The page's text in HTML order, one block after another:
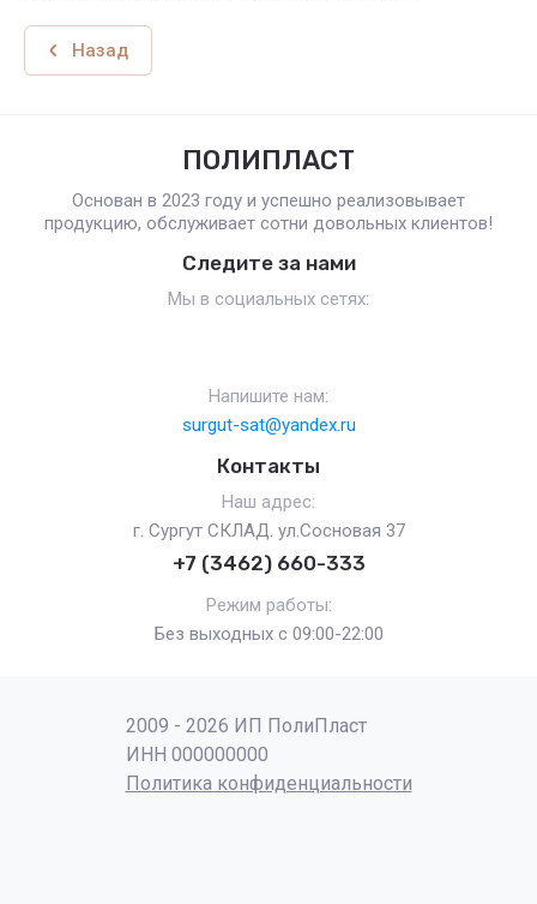
Назад
ПОЛИПЛАСТ
Основан в 2023 году и успешно реализовывает
продукцию, обслуживает сотни довольных клиентов!
Следите за нами
Мы в социальных сетях:
Напишите нам:
surgut-sat@yandex.ru
Контакты
Наш адрес:
г. Сургут СКЛАД. ул.Сосновая 37
+7 (3462) 660-333
Режим работы:
Без выходных с 09:00-22:00
2009 - 2026 ИП ПолиПласт
ИНН 000000000
Политика конфиденциальности